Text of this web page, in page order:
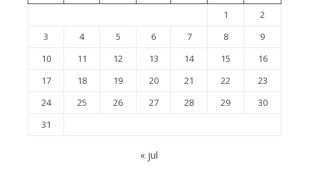
1
2
3
4 5 6 7 8
9
10
11 12 13 14 15
16
17
18 19 20 21 22
23
24
25 26 27 28 29
30
31
« jul